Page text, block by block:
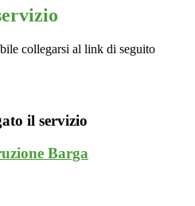
collegarsi al link di seguito
il servizio
Barga